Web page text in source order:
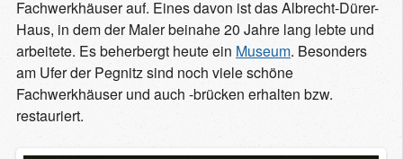
Fachwerkhäuser auf. Eines davon ist das Albrecht-Dürer-
Haus, in dem der Maler beinahe 20 Jahre lang lebte und
arbeitete. Es beherbergt heute ein Museum. Besonders
am Ufer der Pegnitz sind noch viele schöne
Fachwerkhäuser und auch -brücken erhalten bzw.
restauriert.